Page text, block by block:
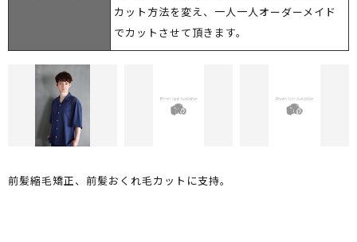
カット方法を変え、一人一人オーダーメイド
でカットさせて頂きます。
前髪縮毛矯正、前髪おくれ毛カットに支持。